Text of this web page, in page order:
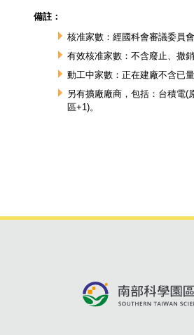
備註：
核准家數：經國科會審議委員
有效核准家數：不含廢止、撒
動工中家數：正在建廠不含已
另有擴廠廠商，包括：台積電(
區+1)。